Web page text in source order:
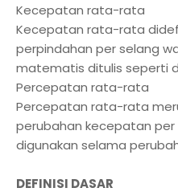
Kecepatan rata-rata
Kecepatan rata-rata
perpindahan per selang
matematis ditulis seperti
Percepatan rata-rata
Percepatan rata-rata
perubahan kecepatan
digunakan selama
DEFINISI DASAR